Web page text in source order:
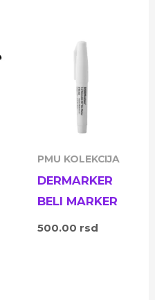
PMU KOLEKCIJA
DERMARKER
BELI MARKER
500.00 rsd